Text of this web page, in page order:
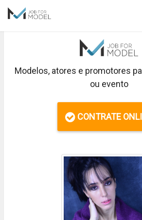
Modelos, atores e promotores
ou evento
CONTRATE